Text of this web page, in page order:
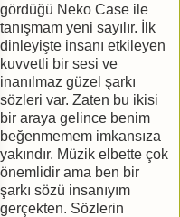
gördüğü Neko Case ile
tanışmam yeni sayılır. İlk
dinleyişte insanı etkileyen
kuvvetli bir sesi ve
inanılmaz güzel şarkı
sözleri var. Zaten bu ikisi
bir araya gelince benim
beğenmemem imkansıza
yakındır. Müzik elbette çok
önemlidir ama ben bir
şarkı sözü insanıyım
gerçekten. Sözlerin